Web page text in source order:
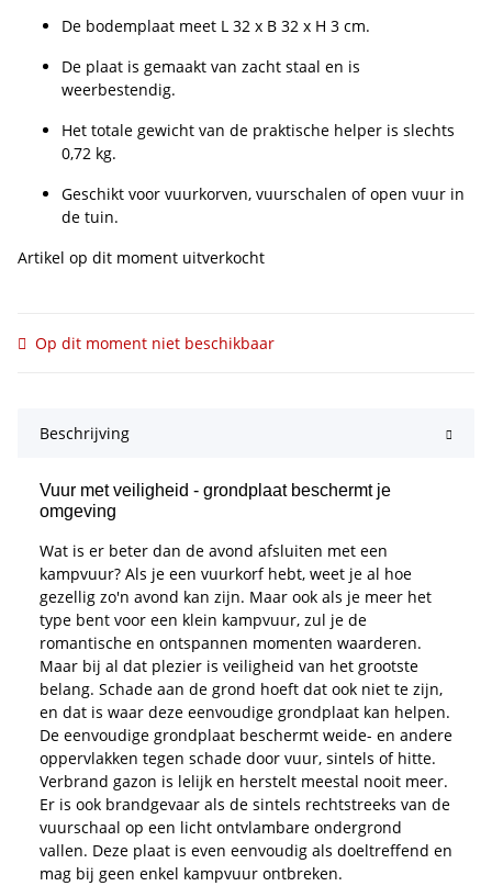
De bodemplaat meet L 32 x B 32 x H 3 cm.
De plaat is gemaakt van zacht staal en is
weerbestendig.
Het totale gewicht van de praktische helper is slechts
0,72 kg.
Geschikt voor vuurkorven, vuurschalen of open vuur in
de tuin.
Artikel op dit moment uitverkocht
Op dit moment niet beschikbaar
Beschrijving
Vuur met veiligheid - grondplaat beschermt je
omgeving
Wat is er beter dan de avond afsluiten met een
kampvuur? Als je een vuurkorf hebt, weet je al hoe
gezellig zo'n avond kan zijn. Maar ook als je meer het
type bent voor een klein kampvuur, zul je de
romantische en ontspannen momenten waarderen.
Maar bij al dat plezier is veiligheid van het grootste
belang. Schade aan de grond hoeft dat ook niet te zijn,
en dat is waar deze eenvoudige grondplaat kan helpen.
De eenvoudige grondplaat beschermt weide- en andere
oppervlakken tegen schade door vuur, sintels of hitte.
Verbrand gazon is lelijk en herstelt meestal nooit meer.
Er is ook brandgevaar als de sintels rechtstreeks van de
vuurschaal op een licht ontvlambare ondergrond
vallen. Deze plaat is even eenvoudig als doeltreffend en
mag bij geen enkel kampvuur ontbreken.